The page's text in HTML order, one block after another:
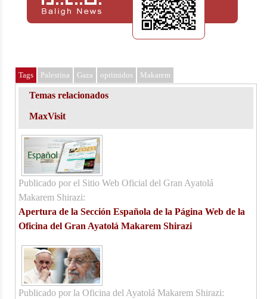
Tags Palestina Gaza oprimidos Makarem
Temas relacionados
MaxVisit
Publicado por el Sitio Web Oficial del Gran Ayatolá
Makarem Shirazi:
Apertura de la Sección Española de la Página Web de la
Oficina del Gran Ayatolá Makarem Shirazi
Publicado por la Oficina del Ayatolá Makarem Shirazi: